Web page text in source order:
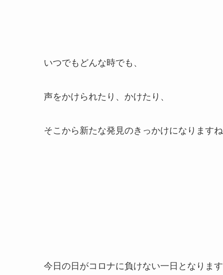
いつでもどんな時でも、
声をかけられたり、かけたり、
そこから新たな発見のきっかけになります
今日の日がコロナに負けない一日となりま